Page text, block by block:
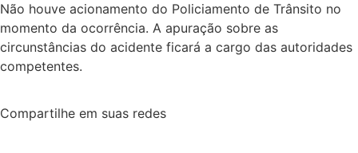
Não houve acionamento do Policiamento de Trânsito no
momento da ocorrência. A apuração sobre as
circunstâncias do acidente ficará a cargo das autoridades
competentes.
Compartilhe em suas redes